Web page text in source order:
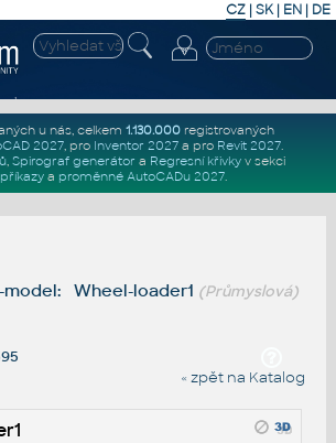
CZ | SK| EN | DE
u nás, celkem 1.130.000registrovaných
2027, pro Inventor 2027a pro Revit 2027.
, Spirograf generátor a Regresní křivkyv sekci
příkazya proměnné AutoCADu 2027.
model: Wheel-loader1 (Průmyslová)
« zpět na Katalog